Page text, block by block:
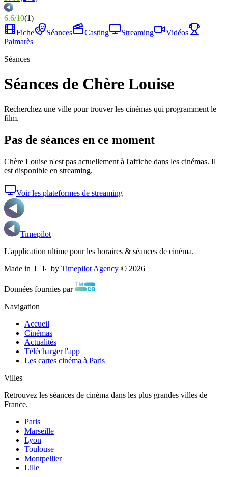
6.6/10(1)
Fiche
Séances Casting Streaming
Vidéos
Palmarès
Séances
Séances de Chère Louise
Recherchez une ville pour trouver les cinémas qui programment le
film.
Pas de séances en ce moment
Chère Louise n'est pas actuellement à l'affiche dans les cinémas. Il
est disponible en streaming.
Voir les plateformes de streaming
Timepilot
L'application ultime pour les horaires & séances de cinéma.
Made in 🇫🇷 by Timepilot Agency © 2026
Données fournies par
Navigation
Accueil
Cinémas
Actualités
Télécharger l'app
Les cartes cinéma à Paris
Villes
Retrouvez les séances de cinéma dans les plus grandes villes de
France.
Paris
Marseille
Lyon
Toulouse
Montpellier
Lille